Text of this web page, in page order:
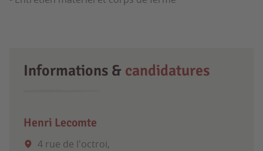
Informations & candidatures
Henri Lecomte
4 rue de l'octroi,